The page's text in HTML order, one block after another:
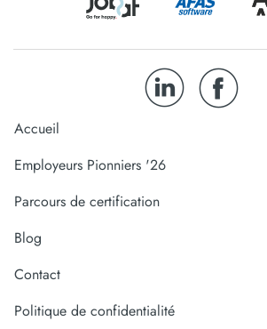
Accueil
Employeurs Pionniers '26
Parcours de certification
Blog
Contact
Politique de confidentialité